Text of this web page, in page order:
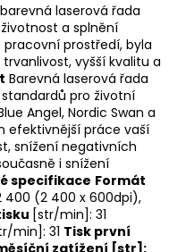
laserová řada
a splnění
prostředí, byla
vyšší kvalitu a
Barevná laserová řada
pro životní
Angel, Nordic Swan a
efektivnější práce vaší
snížení negativních
i snížení
specifikace Formát
400 (2 400 x 600dpi),
[str/min]: 31
min]: 31 Tisk první
zatížení [str]: